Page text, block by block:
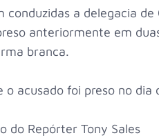
conduzidas a delegacia
anteriormente em
branca.
o acusado foi preso no dia
do Repórter Tony Sales